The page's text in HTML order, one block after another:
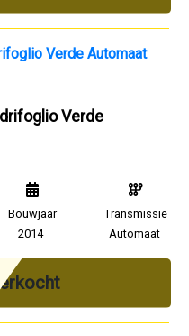
Verde
Bouwjaar
2014
Transmissie
Automaat